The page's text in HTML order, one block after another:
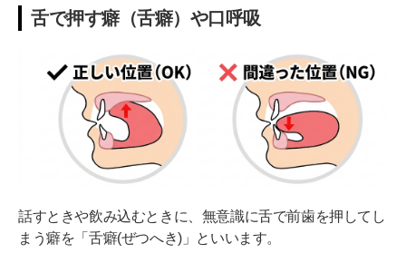
舌で押す癖（舌癖）や口呼吸
話すときや飲み込むときに、無意識に舌で前歯を押してし
まう癖を「舌癖(ぜつへき)」といいます。